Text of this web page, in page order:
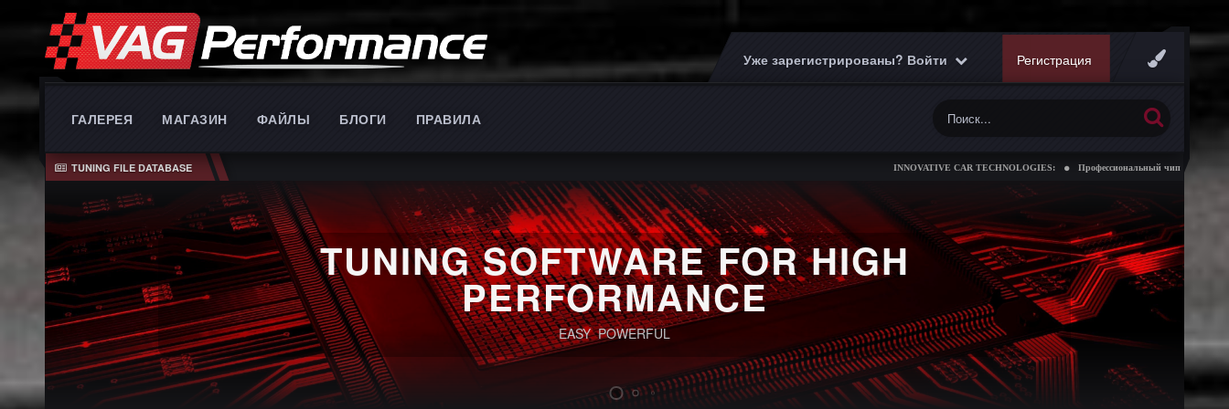
Уже зарегистрированы? Войти Регистрация
ГАЛЕРЕЯ МАГАЗИН ФАЙЛЫ БЛОГИ ПРАВИЛА
TUNING FILE DATABASE INNOVATIVE CAR TECHNOLOGIES: Профессиональный чип тюнинг коробок
TUNING SOFTWARE FOR HIGH
PERFORMANCE
EASY POWERFUL